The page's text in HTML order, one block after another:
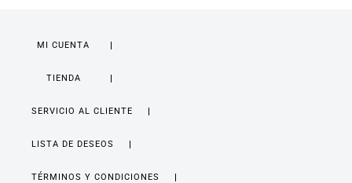
MI CUENTA
TIENDA
SERVICIO AL CLIENTE
LISTA DE DESEOS
TÉRMINOS Y CONDICIONES